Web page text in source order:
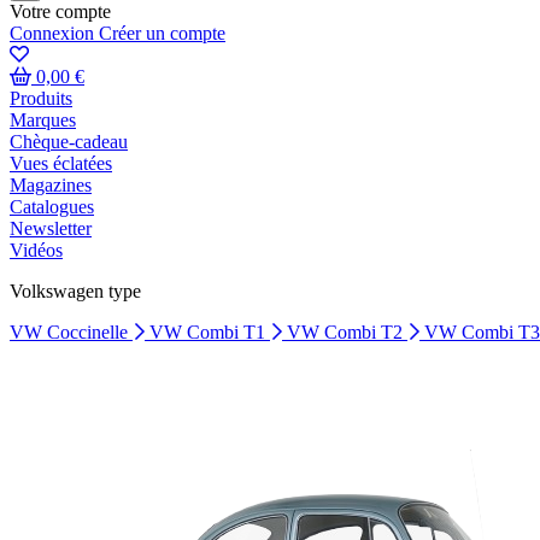
Votre compte
Connexion Créer un compte
0,00 €
Produits
Marques
Chèque-cadeau
Vues éclatées
Magazines
Catalogues
Newsletter
Vidéos
Volkswagen type
VW Coccinelle
VW Combi T1 VW Combi T2 VW Combi T3